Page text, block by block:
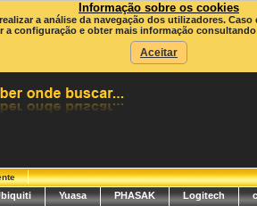
Informação sobre os cookies
a análise da navegação dos utilizadores.
a configuração e obter mais informação
Aceitar
Yuasa PHASAK Logitech